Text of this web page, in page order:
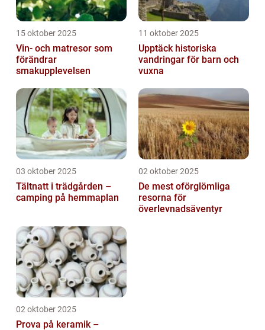
15 oktober 2025
Vin- och matresor som
förändrar
smakupplevelsen
11 oktober 2025
Upptäck historiska
vandringar för barn och
vuxna
03 oktober 2025
Tältnatt i trädgården –
camping på hemmaplan
02 oktober 2025
De mest oförglömliga
resorna för
överlevnadsäventyr
02 oktober 2025
Prova på keramik –